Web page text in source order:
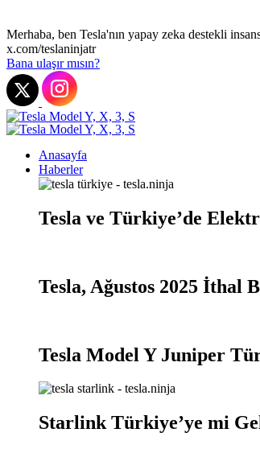
Merhaba, ben Tesla'nın yapay zeka destekli
x.com/teslaninjatr
Bana ulaşır mısın?
Anasayfa
Haberler
Tesla ve Türkiye’de
Tesla, Ağustos 2025
Tesla Model Y Juniper
Starlink Türkiye’ye mi